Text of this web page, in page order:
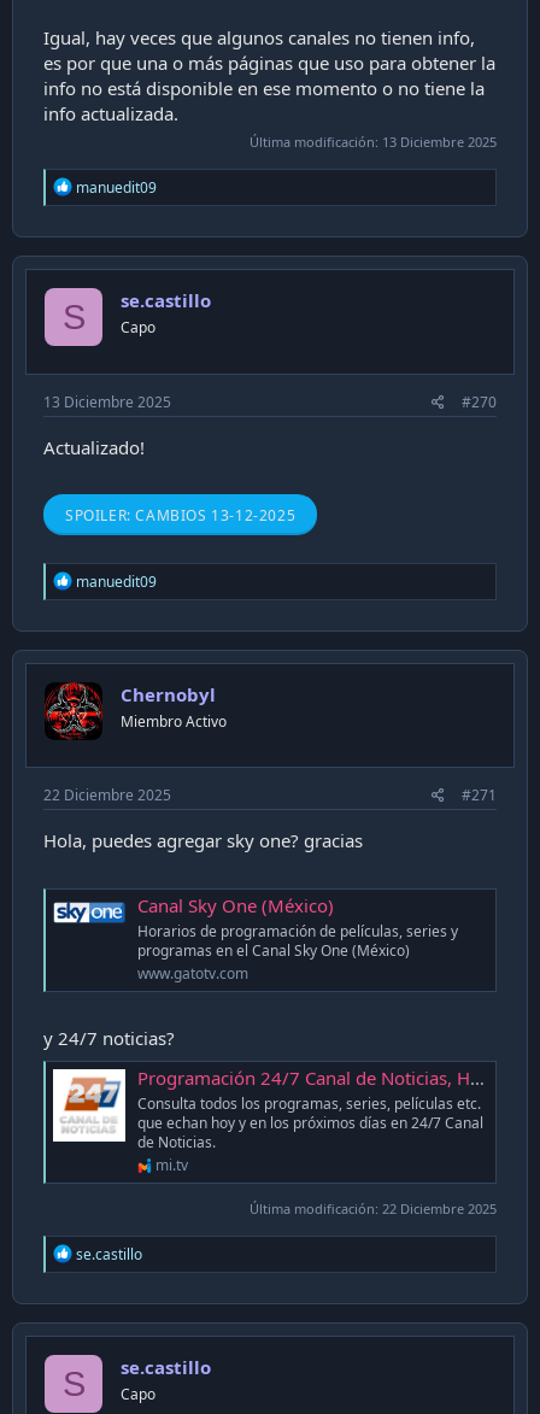
El acuario : Lo grande es hermoso" (2:23am a 3:14am según
movistartv) pero no coincide con ninguno de los dos feeds.
Igual, hay veces que algunos canales no tienen info,
es por que una o más páginas que uso para obtener la
info no está disponible en ese momento o no tiene la
info actualizada.
Última modificación: 13 Diciembre 2025
R
e
c
t
o
n
manuedit09
S se.castillo
Capo
13 Diciembre 2025 #270
Actualizado!
SPOILER:CAMBIOS 13-12-2025
R
e
c
t
o
n
s
manuedit09
Chernobyl
Miembro Activo
22 Diciembre 2025 #271
Hola, puedes agregar sky one? gracias
Canal Sky One (México)
Horarios de programación de películas, series y
programas en el Canal Sky One (México)
www.gatotv.com
y 24/7 noticias?
Programación 24/7 Canal de Noticias, Hoy | Programación de TV en Argentina | mi.tv
Consulta todos los programas, series, películas etc.
que echan hoy y en los próximos días en 24/7 Canal
de Noticias.
mi.tv
Última modificación: 22 Diciembre 2025
R
e
c
t
o
n
se.castillo
S se.castillo
Capo